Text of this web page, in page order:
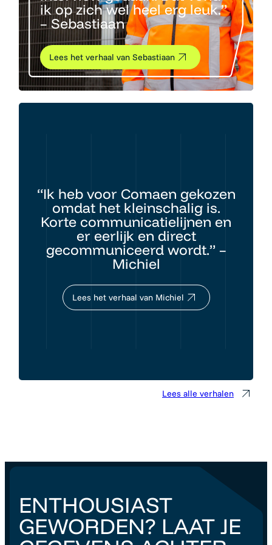
ik op zich wel heel erg leuk.”
– Sebastiaan
Lees het verhaal van Sebastiaan
“Ik heb voor Comaen gekozen
omdat het kleinschalig is.
Korte communicatielijnen en
er eerlijk en direct
gecommuniceerd wordt.” –
Michiel
Lees het verhaal van Michiel
Lees alle verhalen
ENTHOUSIAST
GEWORDEN? LAAT JE